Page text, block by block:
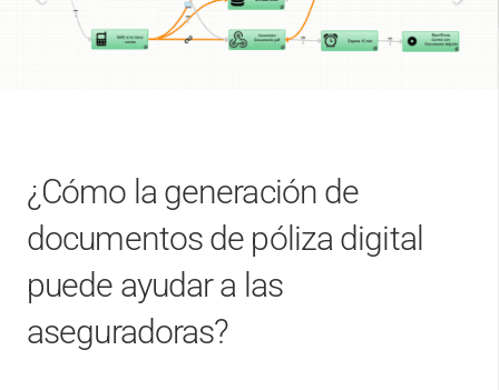
¿Cómo la generación de
documentos de póliza digital
puede ayudar a las
aseguradoras?